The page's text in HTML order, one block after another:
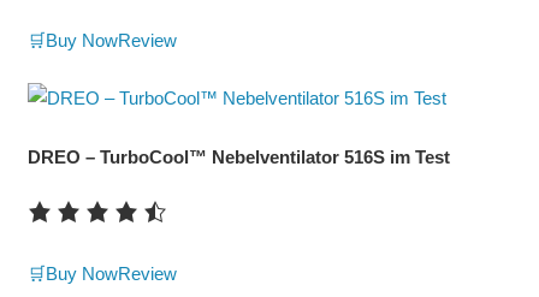
🛒Buy NowReview
DREO – TurboCool™ Nebelventilator 516S im Test
🛒Buy NowReview